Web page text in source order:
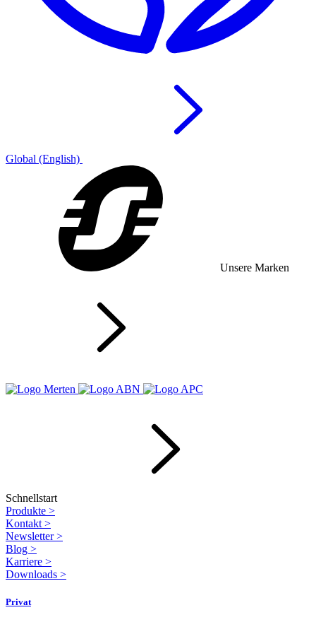
Global (English)
Unsere Marken
Schnellstart
Produkte >
Kontakt >
Newsletter>
Blog >
Karriere >
Downloads >
Privat